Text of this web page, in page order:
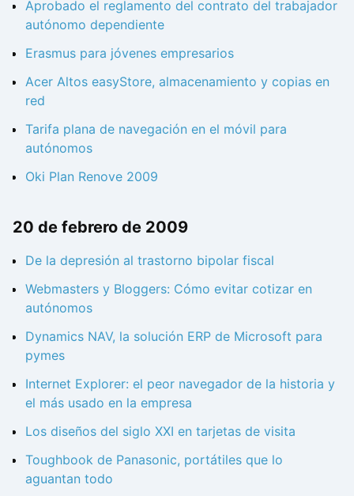
Aprobado el reglamento del contrato del trabajador
autónomo dependiente
Erasmus para jóvenes empresarios
Acer Altos easyStore, almacenamiento y copias en
red
Tarifa plana de navegación en el móvil para
autónomos
Oki Plan Renove 2009
20 de febrero de 2009
De la depresión al trastorno bipolar fiscal
Webmasters y Bloggers: Cómo evitar cotizar en
autónomos
Dynamics NAV, la solución ERP de Microsoft para
pymes
Internet Explorer: el peor navegador de la historia y
el más usado en la empresa
Los diseños del siglo XXI en tarjetas de visita
Toughbook de Panasonic, portátiles que lo
aguantan todo